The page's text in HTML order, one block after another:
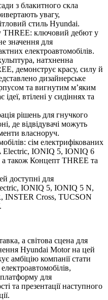
з блакитного скла
увагу,
стиль Hyundai.
THREE: ключовий дебют у
значення для
електроавтомобілів.
натхненна
демонструє красу, силу й
дизайнерське
та вигнутим м’яким
втілені у сидіннях та
рішень для гнучкого
де відвідувачі можуть
власноруч.
сім електрифікованих
Electric, IONIQ 5, IONIQ 6
також Концепт THREE та
доступні для
IONIQ 5, IONIQ 5 N,
Cross, TUCSON
а світова сцена для
Hyundai Motor на цей
амбіцію компанії стати
для
та презентації наступного